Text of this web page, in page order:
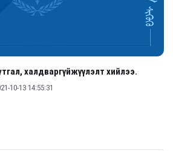
халдваргүйжүүлэлт хийлээ.
10-13 14:55:31